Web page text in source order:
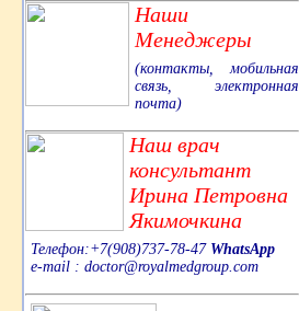
Наши
Менеджеры
(контакты, мобильная
связь, электронная
почта)
Наш врач
консультант
Ирина Петровна
Якимочкина
Телефон:+7(908)737-78-47 WhatsApp
e-mail : doctor@royalmedgroup.com